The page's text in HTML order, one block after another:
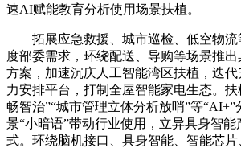
速AI赋能教育分析使用场景扶植。
拓展应急救援、城市巡检、低空物流
度部委需求，环绕配送、导购等场景推
方案，加速沉庆人工智能湾区扶植，迭
力安排平台，打制全屋智能家电生态。扶
畅智治”“城市管理立体分析放哨”等
景“小暗语”带动行业使用，立异具身智
式。环绕脑机接口、具身智能、智能芯